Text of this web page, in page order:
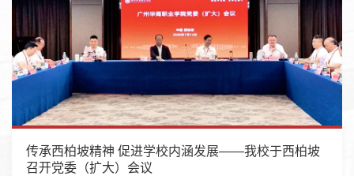
传承西柏坡精神 促进学校内涵发展——我校于西柏坡
召开党委（扩大）会议